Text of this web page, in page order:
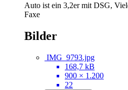
Auto ist ein 3,2er mit DSG,
Faxe
Bilder
IMG_9793.jpg
168,7 kB
900 × 1.200
22